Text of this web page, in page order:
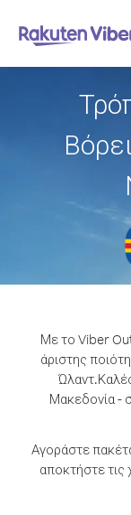
Με το Viber
άριστης
Ώλαντ.
Μακεδονία -
Αγοράστε
αποκτήστε